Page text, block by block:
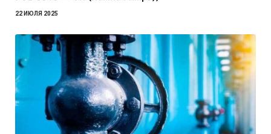
22 ИЮЛЯ 2025